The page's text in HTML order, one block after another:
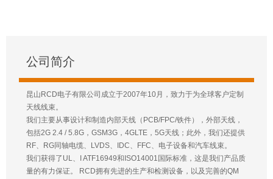
公司简介
昆山RCD电子有限公司成立于2007年10月，致力于为全球客户定制
天线线束。
我们主要从事设计和制造内部天线（PCB/FPC/铁件），外部天线，
包括2G 2.4 / 5.8G，GSM3G，4GLTE，5G天线；此外，我们还提供
RF、RG同轴电缆、LVDS、IDC、FFC、电子设备和汽车线束。
我们获得了UL、I ATF16949和ISO14001国际标准，这是我们产品质
量的有力保证。 RCD拥有先进的生产和检测设备，以及完善的QM